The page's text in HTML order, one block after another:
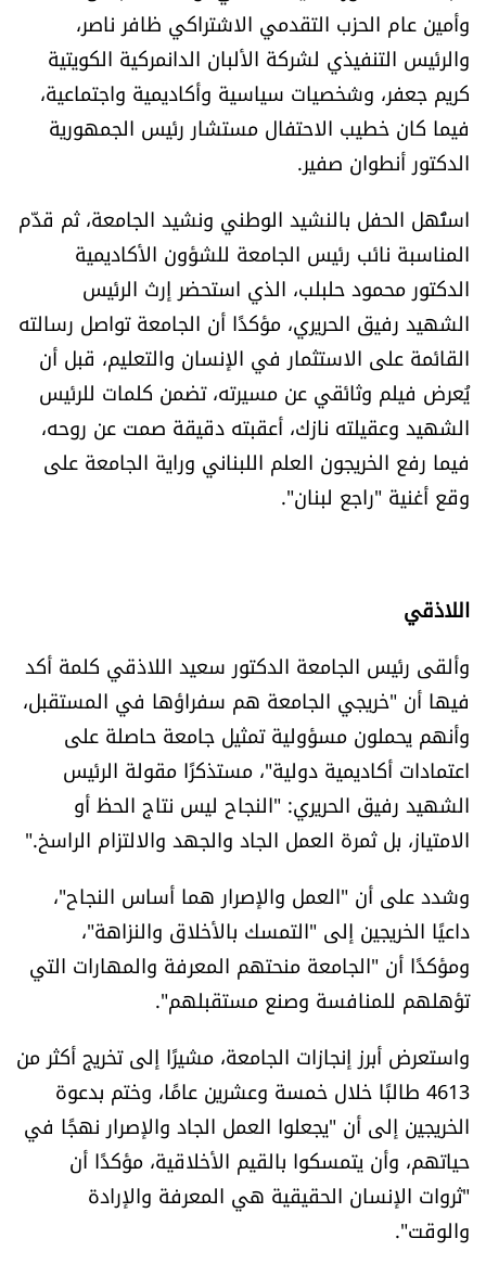
اقرأ تضحك
كاميرا
سجالات
صحّة وصحن
الرياضة
منوّعات
حظّك اليوم
للتاريخ
من نحن
للتواصل معنا
شروط الاستخدام
شروط الإشتراك
Digital solutions by
وأمين عام الحزب التقدمي الاشتراكي ظافر ناصر،
والرئيس التنفيذي لشركة الألبان الدانمركية الكويتية
كريم جعفر، وشخصيات سياسية وأكاديمية واجتماعية،
فيما كان خطيب الاحتفال مستشار رئيس الجمهورية
الدكتور أنطوان صفير.
استُهل الحفل بالنشيد الوطني ونشيد الجامعة، ثم قدّم
المناسبة نائب رئيس الجامعة للشؤون الأكاديمية
الدكتور محمود حلبلب، الذي استحضر إرث الرئيس
الشهيد رفيق الحريري، مؤكدًا أن الجامعة تواصل رسالته
القائمة على الاستثمار في الإنسان والتعليم، قبل أن
يُعرض فيلم وثائقي عن مسيرته، تضمن كلمات للرئيس
الشهيد وعقيلته نازك، أعقبته دقيقة صمت عن روحه،
فيما رفع الخريجون العلم اللبناني وراية الجامعة على
وقع أغنية "راجع لبنان".
اللاذقي
وألقى رئيس الجامعة الدكتور سعيد اللاذقي كلمة أكد
فيها أن "خريجي الجامعة هم سفراؤها في المستقبل،
وأنهم يحملون مسؤولية تمثيل جامعة حاصلة على
اعتمادات أكاديمية دولية"، مستذكرًا مقولة الرئيس
الشهيد رفيق الحريري: "النجاح ليس نتاج الحظ أو
الامتياز، بل ثمرة العمل الجاد والجهد والالتزام الراسخ."
وشدد على أن "العمل والإصرار هما أساس النجاح"،
داعيًا الخريجين إلى "التمسك بالأخلاق والنزاهة"،
ومؤكدًا أن "الجامعة منحتهم المعرفة والمهارات التي
تؤهلهم للمنافسة وصنع مستقبلهم".
واستعرض أبرز إنجازات الجامعة، مشيرًا إلى تخريج أكثر من
4613 طالبًا خلال خمسة وعشرين عامًا، وختم بدعوة
الخريجين إلى أن "يجعلوا العمل الجاد والإصرار نهجًا في
حياتهم، وأن يتمسكوا بالقيم الأخلاقية، مؤكدًا أن
"ثروات الإنسان الحقيقية هي المعرفة والإرادة
والوقت".